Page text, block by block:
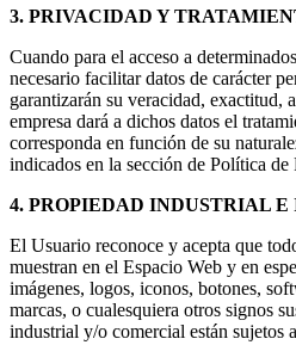
3. PRIVACIDAD Y
Cuando para el acceso a
necesario facilitar datos de carácter
garantizarán su veracidad, exactitud,
empresa dará a dichos datos el
corresponda en función de su
indicados en la sección de Política de
4. PROPIEDAD INDUSTRIAL
El Usuario reconoce y acepta que
muestran en el Espacio Web y en
imágenes, logos, iconos, botones,
marcas, o cualesquiera otros signos
industrial y/o comercial están sujetos